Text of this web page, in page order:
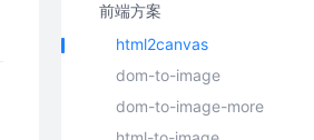
前端方案
html2canvas
dom-to-image
dom-to-image-more